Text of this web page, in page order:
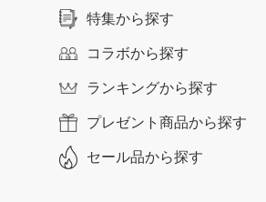
特集から探す
コラボから探す
ランキングから探す
プレゼント商品から探す
セール品から探す